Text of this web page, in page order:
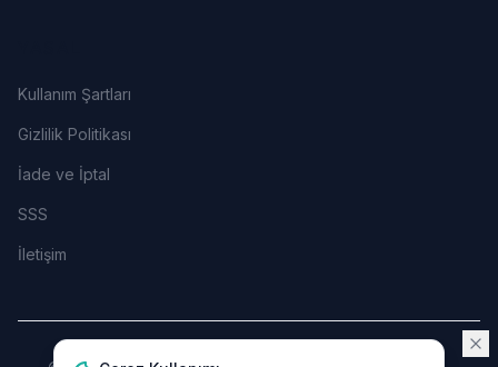
Kullanım Şartları
Gizlilik Politikası
İade ve İptal
SSS
İletişim